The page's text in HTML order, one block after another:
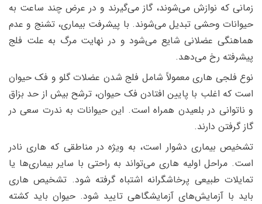
زمانی که نوازش می‌شوند، گاز می‌گیرند و در عرض چند ساعت به
حیوانات وحشی تبدیل می‌شوند. با پیشرفت بیماری، تشنج و عدم
هماهنگی عضلانی شایع می‌شود و در نهایت مرگ به علت فلج
پیشرفته رخ می‌دهد.
نوع فلجی هاری معمولاً شامل فلج شدن عضلات گلو و فک حیوان
است که اغلب با پایین افتادن فک حیوان، ترشح بیش از حد بزاق
و ناتوانی در بلعیدن همراه است. این حیوانات به ندرت سعی در
گاز گرفتن دارند.
تشخیص بیماری دشوار است، به ویژه در مناطقی که هاری نادر
است. مراحل اولیه هاری می‌تواند به راحتی با سایر بیماری‌ها یا
تمایلات طبیعی پرخاشگرانه اشتباه گرفته شود. تشخیص هاری
باید با آزمایش‌های آزمایشگاهی تایید شود. حیوان باید کشته